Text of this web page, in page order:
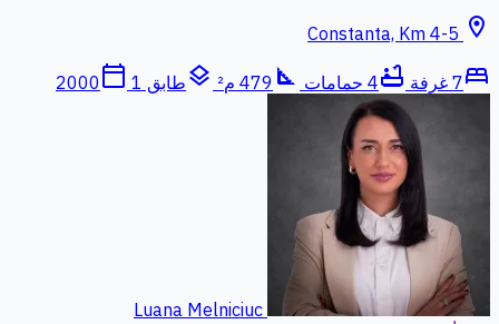
location_on
bed7 غرفة bathtub4 حمامات square_foot 479 م² layers طابق 1 calendar_today
2000
Luana Melniciuc